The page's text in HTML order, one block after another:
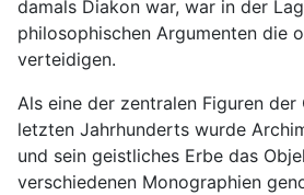
damals Diakon war, war in der
philosophischen Argumenten die
verteidigen.
Als eine der zentralen Figuren
letzten Jahrhunderts wurde
und sein geistliches Erbe das
verschiedenen Monographien